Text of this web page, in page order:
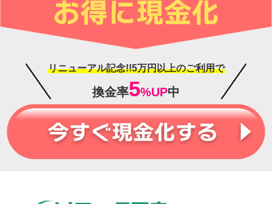
リニューアル記念!!5万円以上のご利用で
換金率5%UP中